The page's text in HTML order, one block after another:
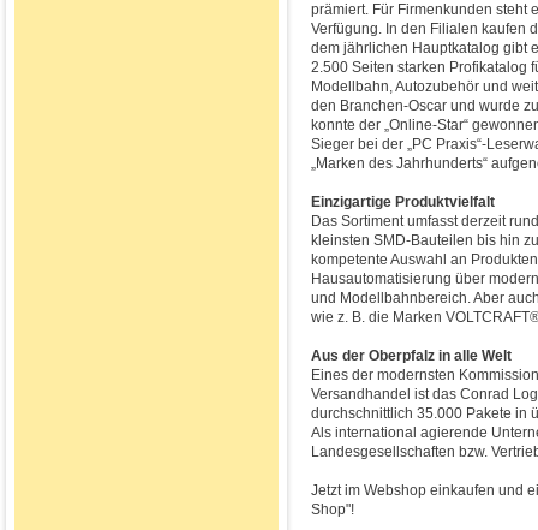
prämiert. Für Firmenkunden steht
Verfügung. In den Filialen kaufen
dem jährlichen Hauptkatalog gibt
2.500 Seiten starken Profikatalog
Modellbahn, Autozubehör und
den Branchen-Oscar und wurde
konnte der „Online-Star“
Sieger bei der „PC Praxis“-
„Marken des Jahrhunderts“
Einzigartige Produktvielfalt
Das Sortiment umfasst derzeit
kleinsten SMD-Bauteilen bis hin
kompetente Auswahl an
Hausautomatisierung über
und Modellbahnbereich. Aber
wie z. B. die Marken
Aus der Oberpfalz in alle Welt
Eines der modernsten
Versandhandel ist das Conrad
durchschnittlich 35.000 Pakete in
Als international agierende
Landesgesellschaften bzw.
Jetzt im Webshop einkaufen und
Shop"!